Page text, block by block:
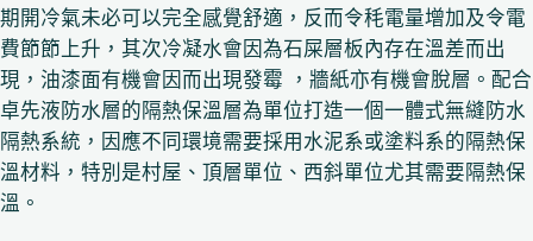
期開冷氣未必可以完全感覺舒適，反而令秏電量增加及令電
費節節上升，其次冷凝水會因為石屎層板內存在溫差而出
現，油漆面有機會因而出現發霉 ，牆紙亦有機會脫層。配合
卓先液防水層的隔熱保溫層為單位打造一個一體式無縫防水
隔熱系統，因應不同環境需要採用水泥系或塗料系的隔熱保
溫材料，特別是村屋、頂層單位、西斜單位尤其需要隔熱保
溫。